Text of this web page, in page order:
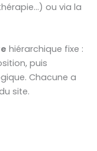
ou via la
hiérarchique fixe :
puis
Chacune a
site.